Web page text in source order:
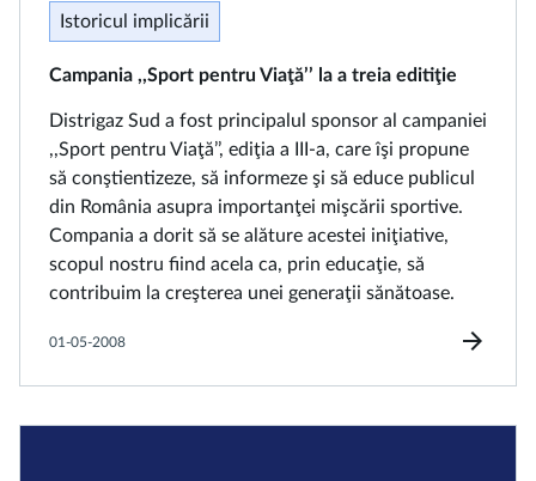
Istoricul implicării
Campania ,,Sport pentru Viaţă’’ la a treia editiţie
Distrigaz Sud a fost principalul sponsor al campaniei
,,Sport pentru Viaţă’’, ediţia a III-a, care îşi propune
să conştientizeze, să informeze şi să educe publicul
din România asupra importanţei mişcării sportive.
Compania a dorit să se alăture acestei iniţiative,
scopul nostru fiind acela ca, prin educaţie, să
contribuim la creşterea unei generaţii sănătoase.
01-05-2008 arrow_forward